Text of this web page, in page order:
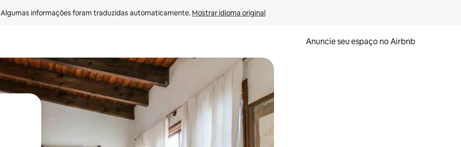
Algumas informações foram traduzidas automaticamente. Mostrar idioma original
Anuncie seu espaço no Airbnb